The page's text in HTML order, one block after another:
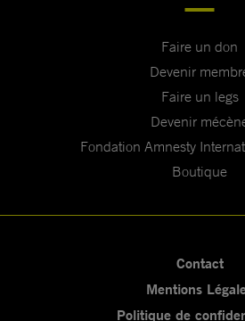
Faire un don
Devenir
Faire un legs
Devenir
Fondation Amnesty
Boutique
Contact
Mentions
Politique de